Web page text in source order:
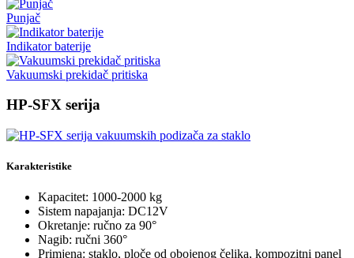
Punjač
Indikator baterije
Vakuumski prekidač pritiska
HP-SFX serija
Karakteristike
Kapacitet: 1000-2000 kg
Sistem napajanja: DC12V
Okretanje: ručno za 90°
Nagib: ručni 360°
Primjena: staklo, ploče od obojenog čelika, kompozitni panel